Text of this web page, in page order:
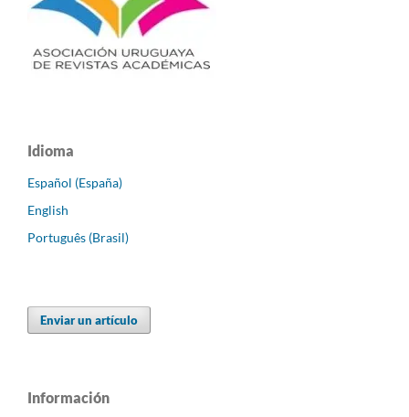
Idioma
Español (España)
English
Português (Brasil)
Enviar un artículo
Información